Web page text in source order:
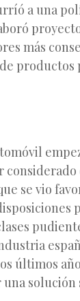
a una
más
se vio
últimos